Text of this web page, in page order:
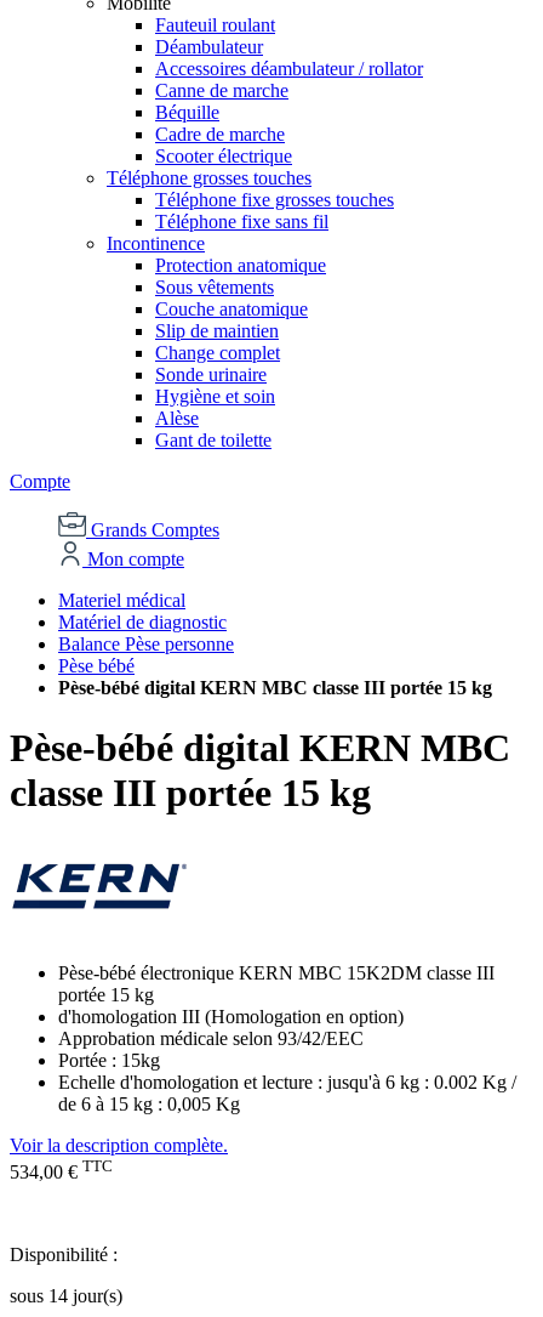
Fauteuil roulant
Déambulateur
Accessoires déambulateur / rollator
Canne de marche
Béquille
Cadre de marche
Scooter électrique
Téléphone grosses touches
Téléphone fixe grosses touches
Téléphone fixe sans fil
Incontinence
Protection anatomique
Sous vêtements
Couche anatomique
Slip de maintien
Change complet
Sonde urinaire
Hygiène et soin
Alèse
Gant de toilette
Compte
Grands Comptes
Mon compte
Materiel médical
Matériel de diagnostic
Balance Pèse personne
Pèse bébé
Pèse-bébé digital KERN MBC classe III portée 15 kg
Pèse-bébé digital KERN MBC
classe III portée 15 kg
Pèse-bébé électronique KERN MBC 15K2DM classe III
portée 15 kg
d'homologation III (Homologation en option)
Approbation médicale selon 93/42/EEC
Portée : 15kg
Echelle d'homologation et lecture : jusqu'à 6 kg : 0.002 Kg /
de 6 à 15 kg : 0,005 Kg
Voir la description complète.
534,00 € TTC
Disponibilité :
sous 14 jour(s)